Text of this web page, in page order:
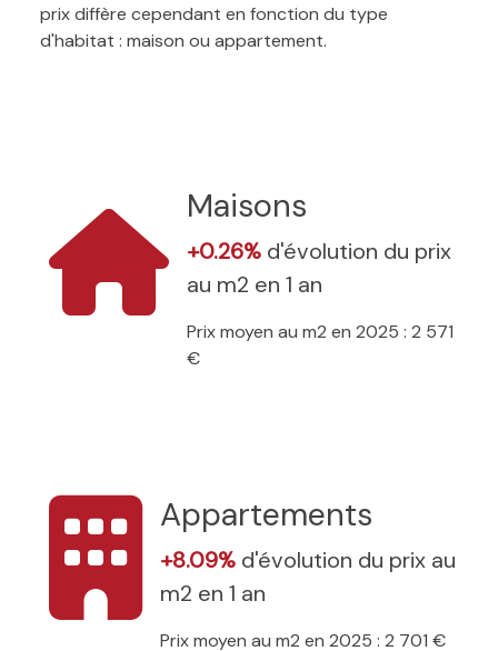
prix diffère cependant en fonction du type
d'habitat : maison ou appartement.
Maisons
+0.26% d'évolution du prix
au m2 en 1 an
Prix moyen au m2 en 2025 : 2 571
€
Appartements
+8.09% d'évolution du prix au
m2 en 1 an
Prix moyen au m2 en 2025 : 2 701 €